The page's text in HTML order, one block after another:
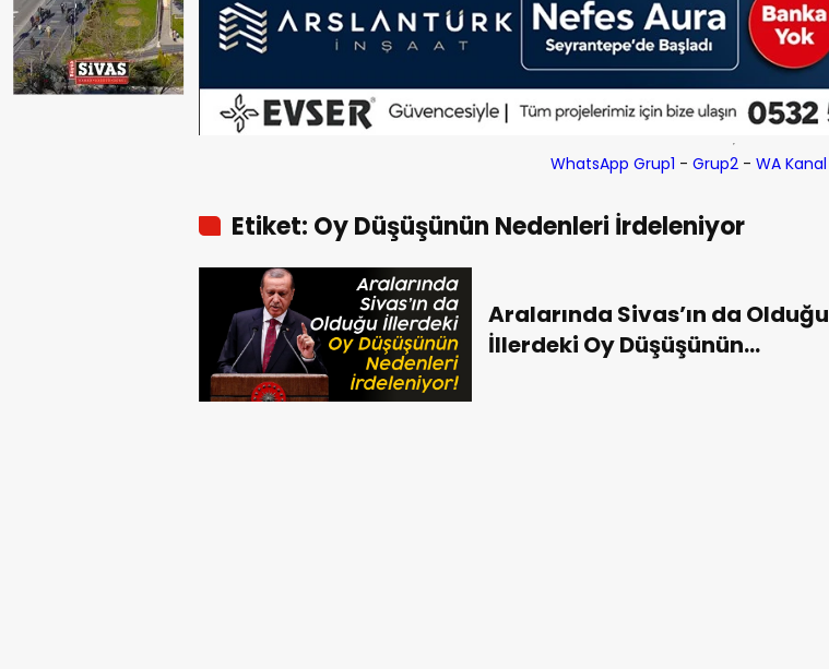
WhatsApp Grup1 - Grup2- WA Kanal
Etiket: Oy Düşüşünün Nedenleri İrdeleniyor
Aralarında Sivas’ın da Olduğu
İllerdeki Oy Düşüşünün